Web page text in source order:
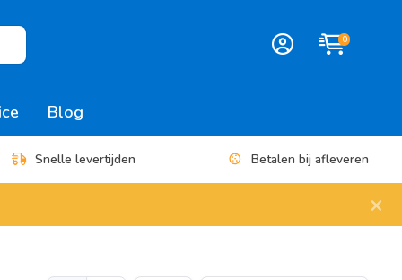
0
Blog
Snelle levertijden Betalen bij afleveren
×